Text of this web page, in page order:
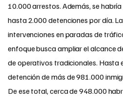
10.000 arrestos. Además, se
hasta 2.000 detenciones por día.
intervenciones en paradas de
enfoque busca ampliar el alcance
de operativos tradicionales. Hasta
detención de más de 981.000
De ese total, cerca de 948.000